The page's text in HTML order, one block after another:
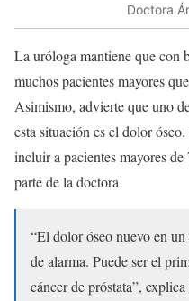
Doctora
La uróloga mantiene que con
muchos pacientes mayores
Asimismo, advierte que uno
esta situación es el dolor
incluir a pacientes mayores
parte de la doctora
“El dolor óseo nuevo en
de alarma. Puede ser el
cáncer de próstata”,